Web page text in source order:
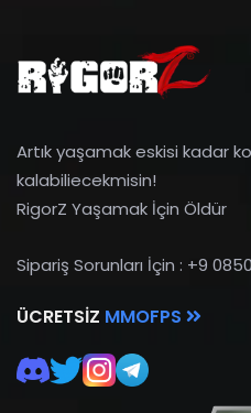
Artık yaşamak eskisi kadar
kalabiliecekmisin!
RigorZ Yaşamak İçin Öldür
Sipariş Sorunları İçin : +9
ÜCRETSIZ MMOFPS